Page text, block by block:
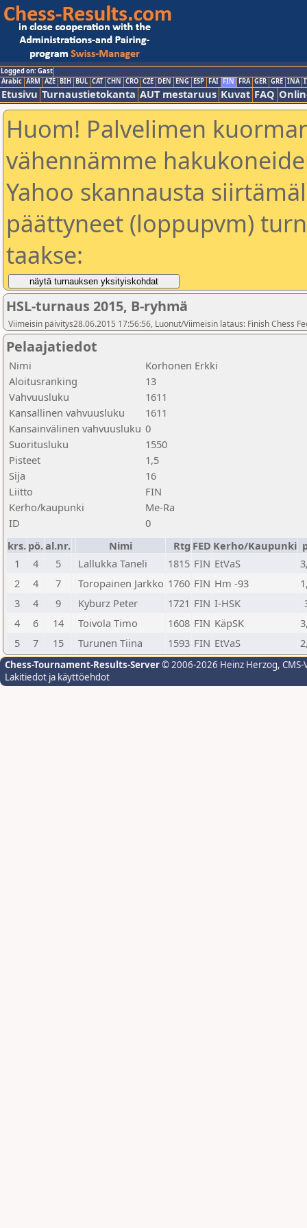
Logged on: Gast
Arabic ARM AZE BIH BUL CAT CHN CRO CZE DEN ENG ESP FAI FIN FRA GER GRE INA
Etusivu Turnaustietokanta AUT mestaruus Kuvat FAQ
Huom! Palvelimen
vähennämme
Yahoo skannausta
päättyneet (loppupvm)
taakse:
HSL-turnaus 2015, B-ryhmä
Viimeisin päivitys28.06.2015 17:56:56, Luonut/Viimeisin lataus: Finish Chess
Pelaajatiedot
Nimi
Korhonen Erkki
Aloitusranking
13
Vahvuusluku
1611
Kansallinen vahvuusluku
1611
Kansainvälinen vahvuusluku 0
Suoritusluku
1550
Pisteet
1,5
Sija
16
Liitto
FIN
Kerho/kaupunki
Me-Ra
ID
0
krs. pö.al.nr. Nimi Rtg FED Kerho/Kaupunki
1
4 5 Lallukka Taneli 1815 FIN EtVaS
2
4 7 Toropainen Jarkko 1760 FIN Hm -93
3
4 9 Kyburz Peter 1721 FIN I-HSK
4
6 14 Toivola Timo 1608 FIN KäpSK
5
7 15 Turunen Tiina 1593 FIN EtVaS
Chess-Tournament-Results-Server© 2006-2026 Heinz Herzog,
Lakitiedot ja käyttöehdot